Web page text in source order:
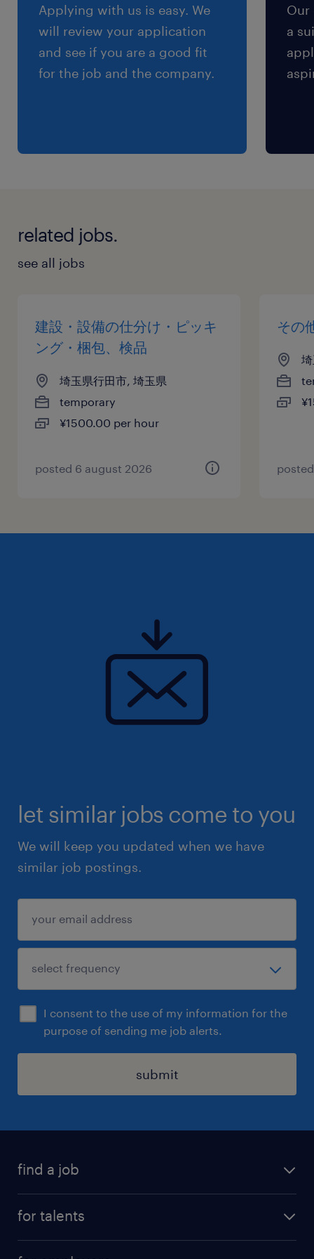
交通費
※交通費の支給あり
Applying with us is easy. We
will review your application
and see if you are a good fit
for the job and the company.
Our
a
related jobs.
see all jobs
建設・設備の仕分け・ピッキ
ング・梱包、検品
埼玉県行田市, 埼玉県
temporary
¥1500.00 per hour
posted 6 august 2026
その
let similar jobs come to you
We will keep you updated when we have
similar job postings.
I consent to the use of my information for the
purpose of sending me job alerts.
submit
find a job
for talents